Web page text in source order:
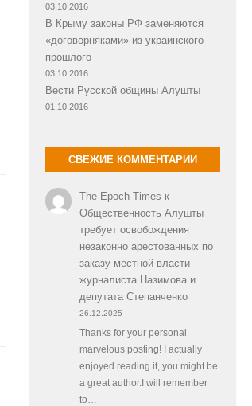
03.10.2016
В Крыму законы РФ заменяются
«договорняками» из украинского
прошлого
03.10.2016
Вести Русской общины Алушты
01.10.2016
СВЕЖИЕ КОММЕНТАРИИ
The Epoch Times к
Общественность Алушты
требует освобождения
незаконно арестованных по
заказу местной власти
журналиста Назимова и
депутата Степанченко
26.12.2025
Thanks for your personal
marvelous posting! I actually
enjoyed reading it, you might be
a great author.I will remember
to…